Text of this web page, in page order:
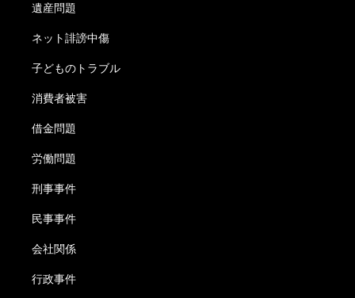
遺産問題
ネット誹謗中傷
子どものトラブル
消費者被害
借金問題
労働問題
刑事事件
民事事件
会社関係
行政事件